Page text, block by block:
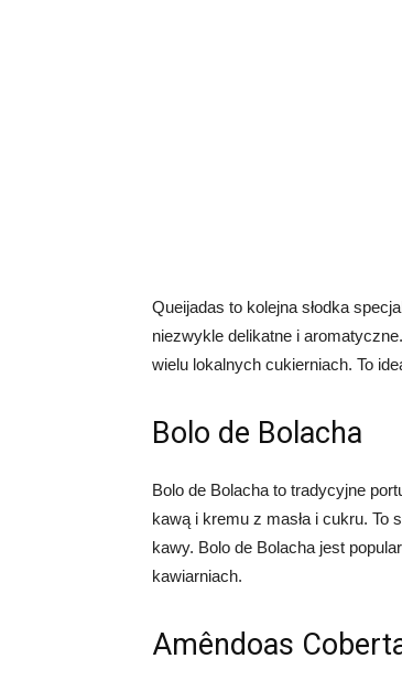
Queijadas to kolejna słodka
niezwykle delikatne i
wielu lokalnych cukierniach. To
Bolo de Bolacha
Bolo de Bolacha to tradycyjne
kawą i kremu z masła i cukru. To
kawy. Bolo de Bolacha jest
kawiarniach.
Amêndoas